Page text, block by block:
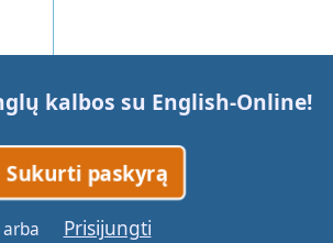
kalbos su English-Online!
Sukurti paskyrą
arba Prisijungti